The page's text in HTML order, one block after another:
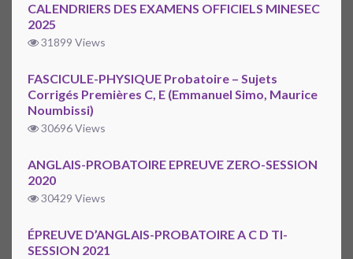
CALENDRIERS DES EXAMENS OFFICIELS MINESEC
2025
31899 Views
FASCICULE-PHYSIQUE Probatoire – Sujets
Corrigés Premières C, E (Emmanuel Simo, Maurice
Noumbissi)
30696 Views
ANGLAIS-PROBATOIRE EPREUVE ZERO-SESSION
2020
30429 Views
ÉPREUVE D’ANGLAIS-PROBATOIRE A C D TI-
SESSION 2021